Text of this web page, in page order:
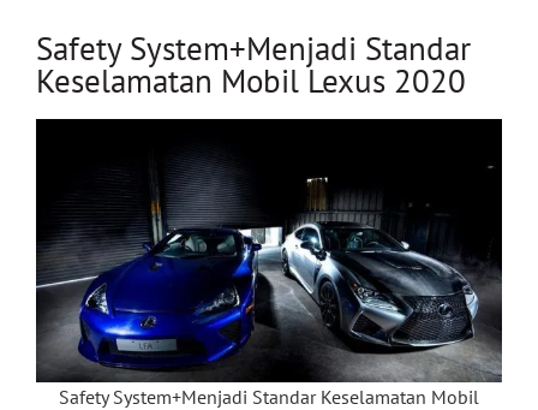
Safety System+Menjadi Standar
Keselamatan Mobil Lexus 2020
Safety System+Menjadi Standar Keselamatan Mobil